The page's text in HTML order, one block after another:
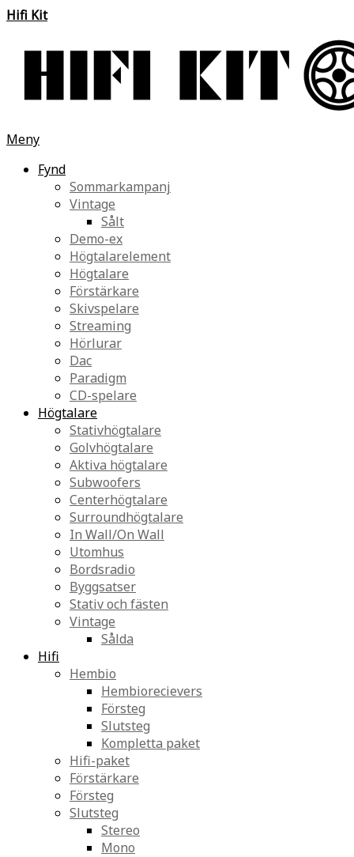
Hifi Kit
Meny
Fynd
Sommarkampanj
Vintage
Sålt
Demo-ex
Högtalarelement
Högtalare
Förstärkare
Skivspelare
Streaming
Hörlurar
Dac
Paradigm
CD-spelare
Högtalare
Stativhögtalare
Golvhögtalare
Aktiva högtalare
Subwoofers
Centerhögtalare
Surroundhögtalare
In Wall/On Wall
Utomhus
Bordsradio
Byggsatser
Stativ och fästen
Vintage
Sålda
Hifi
Hembio
Hembiorecievers
Försteg
Slutsteg
Kompletta paket
Hifi-paket
Förstärkare
Försteg
Slutsteg
Stereo
Mono